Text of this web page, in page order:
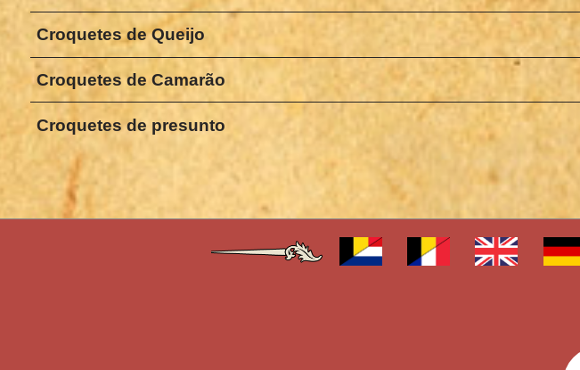
Croquetes de Queijo
Croquetes de Camarão
Croquetes de presunto